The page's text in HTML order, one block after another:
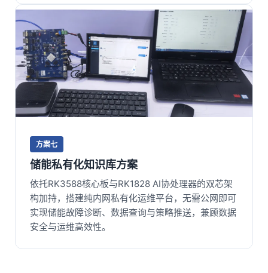
方案七
储能私有化知识库方案
依托RK3588核心板与RK1828 AI协处理器的双芯架
构加持，搭建纯内网私有化运维平台，无需公网即可
实现储能故障诊断、数据查询与策略推送，兼顾数据
安全与运维高效性。